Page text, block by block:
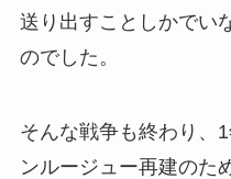
送り出すことしかでい
のでした。
そんな戦争も終わり、
ンルージュー再建のた